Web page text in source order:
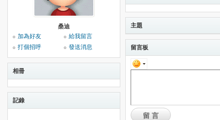
桑迪
加為好友
給我留言
打個招呼
發送消息
相冊
記錄
主題
留言板
留言